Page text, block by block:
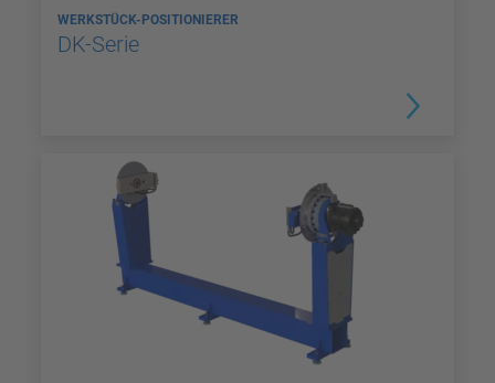
WERKSTÜCK-POSITIONIERER
DK-Serie